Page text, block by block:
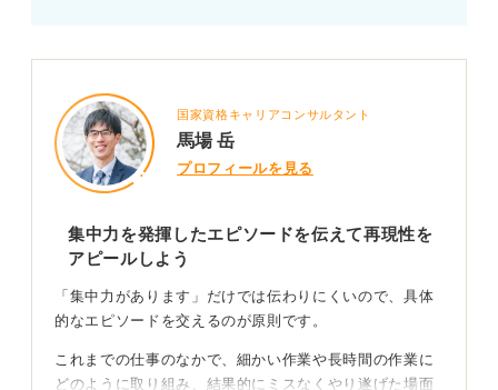
国家資格キャリアコンサルタント
馬場 岳
プロフィールを見る
集中力を発揮したエピソードを伝えて再現性を
アピールしよう
「集中力があります」だけでは伝わりにくいので、具体
的なエピソードを交えるのが原則です。
これまでの仕事のなかで、細かい作業や長時間の作業に
どのように取り組み、結果的にミスなくやり遂げた場面